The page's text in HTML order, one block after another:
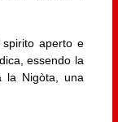
aperto e
essendo la
la Nigòta, una